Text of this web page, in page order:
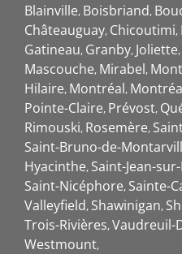
Blainville Boisbriand
Châteauguay Chicoutimi
Gatineau Granby Joliette
Mascouche Mirabel
Hilaire Montréal
Pointe-Claire Prévost
Rimouski Rosemère
Saint-Bruno-de-
Hyacinthe Saint-Jean-
Saint-Nicéphore Sainte-
Valleyfield Shawinigan
Trois-Rivières Vaudreuil-
Westmount